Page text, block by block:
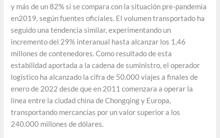
y más de un 82% si se compara con la situación pre-pandemia
en2019, según fuentes oficiales. El volumen transportado ha
seguido una tendencia similar, experimentando un
incremento del 29% interanual hasta alcanzar los 1,46
millones de contenedores. Como resultado de esta
estabilidad aportada a la cadena de suministro, el operador
logístico ha alcanzado la cifra de 50.000 viajes a finales de
enero de 2022 desde que en 2011 comenzara a operar la
línea entre la ciudad china de Chongqing y Europa,
transportando mercancías por un valor superior a los
240.000 millones de dólares.